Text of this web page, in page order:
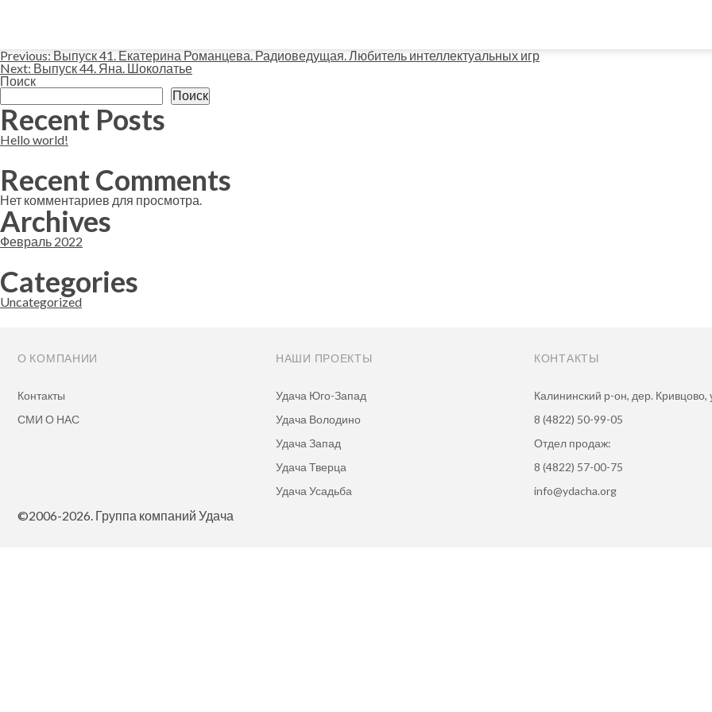
Навигация
по
записям
Previous: Выпуск 41. Екатерина Романцева. Радиоведущая. Любитель интеллектуальных игр
Next: Выпуск 44. Яна. Шоколатье
Поиск
Поиск
Recent Posts
Hello world!
Recent Comments
Нет комментариев для просмотра.
Archives
Февраль 2022
Categories
Uncategorized
О КОМПАНИИ
Контакты
СМИ О НАС
НАШИ ПРОЕКТЫ
Удача Юго-Запад
Удача Володино
Удача Запад
Удача Тверца
Удача Усадьба
КОНТАКТЫ
Калининский р-он, дер. Кривцово,
8 (4822) 50-99-05
Отдел продаж:
8 (4822) 57-00-75
info@ydacha.org
©2006-2026. Группа компаний Удача